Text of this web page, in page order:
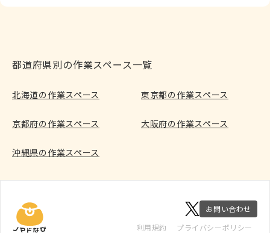
都道府県別の作業スペース一覧
北海道の作業スペース 東京都の作業スペース
京都府の作業スペース 大阪府の作業スペース
沖縄県の作業スペース
利用規約 プライバシーポリシー
お問い合わせ